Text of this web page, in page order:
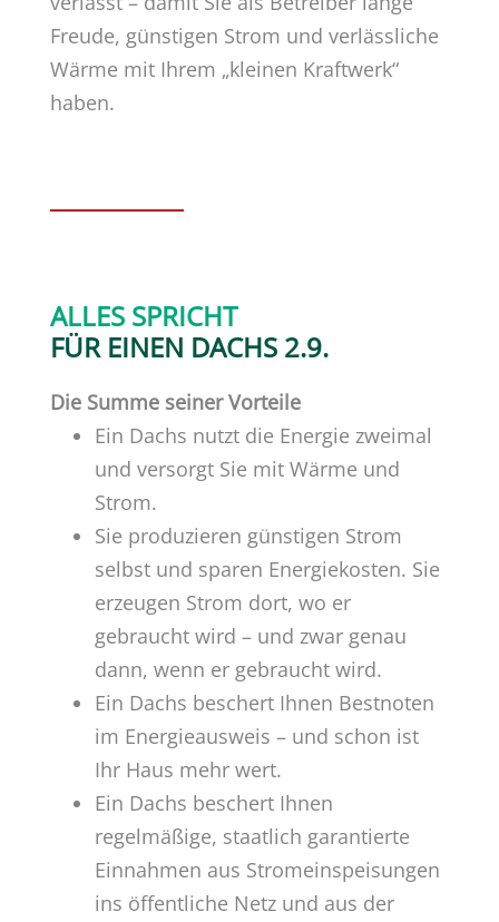
Freude, günstigen Strom und verlässliche
Wärme mit Ihrem „kleinen Kraftwerk“
haben.
ALLES SPRICHT
FÜR EINEN DACHS 2.9.
Die Summe seiner Vorteile
Ein Dachs nutzt die Energie zweimal
und versorgt Sie mit Wärme und
Strom.
Sie produzieren günstigen Strom
selbst und sparen Energiekosten. Sie
erzeugen Strom dort, wo er
gebraucht wird – und zwar genau
dann, wenn er gebraucht wird.
Ein Dachs beschert Ihnen Bestnoten
im Energieausweis – und schon ist
Ihr Haus mehr wert.
Ein Dachs beschert Ihnen
regelmäßige, staatlich garantierte
Einnahmen aus Stromeinspeisungen
ins öffentliche Netz und aus der